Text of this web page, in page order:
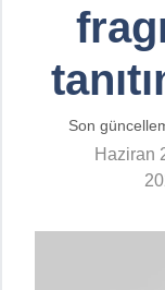
Son
Haziran